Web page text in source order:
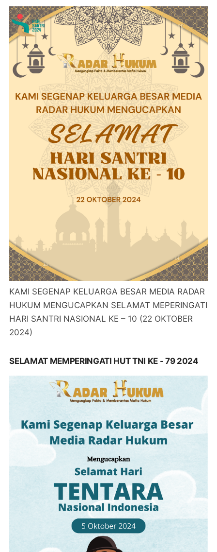
KAMI SEGENAP KELUARGA BESAR MEDIA RADAR
HUKUM MENGUCAPKAN SELAMAT MEPERINGATI
HARI SANTRI NASIONAL KE – 10 (22 OKTOBER
2024)
SELAMAT MEMPERINGATI HUT TNI KE - 79 2024